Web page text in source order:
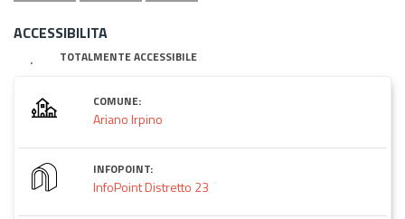
ACCESSIBILITA
TOTALMENTE ACCESSIBILE
COMUNE:
Ariano Irpino
INFOPOINT:
InfoPoint Distretto 23